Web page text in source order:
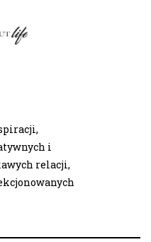
i
relacji,